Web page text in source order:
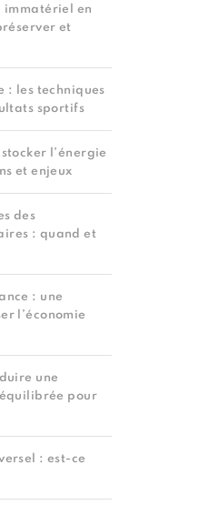
immatériel en
et
: les techniques
sportifs
l’énergie
et enjeux
des
: quand et
: une
l’économie
une
pour
: est-ce